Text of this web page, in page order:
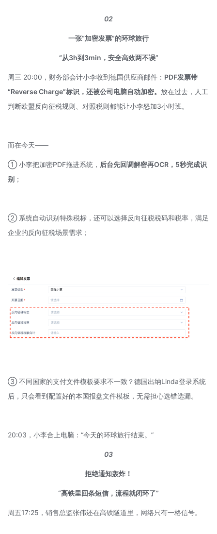
02
一张“加密发票”的环球旅行
“从3h到3min，安全高效两不误”
周三 20:00，财务部会计小李收到德国供应商邮件： PDF发票带
“Reverse Charge”标识，还被公司电脑自动加密。 放在过去，人工
判断欧盟反向征税规则、对照税则都能让小李怒加3小时班。
而在今天——
① 小李把加密PDF拖进系统， 后台先回调解密再OCR ，5秒完成识
别 ；
② 系统自动识别特殊税标，还可以选择反向征税税码和税率，满足
企业的反向征税场景需求；
③ 不同国家的支付文件模板要求不一致？德国出纳Linda登录系统
后，只会看到配置好的本国报盘文件模板，无需担心选错选漏。
20:03，小李合上电脑：“今天的环球旅行结束。”
03
拒绝通知轰炸！
“高铁里回条短信，流程就闭环了”
周五17:25，销售总监张伟还在高铁隧道里，网络只有一格信号。